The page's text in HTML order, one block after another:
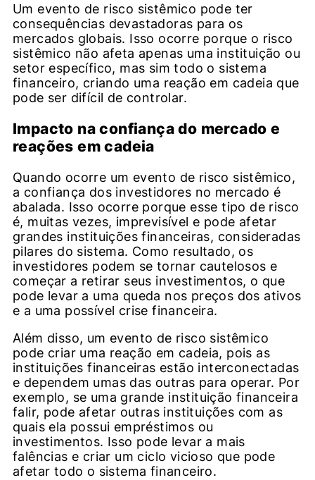
Um evento de risco sistêmico pode ter
consequências devastadoras para os
mercados globais. Isso ocorre porque o risco
sistêmico não afeta apenas uma instituição ou
setor específico, mas sim todo o sistema
financeiro, criando uma reação em cadeia que
pode ser difícil de controlar.
Impacto na confiança do mercado e
reações em cadeia
Quando ocorre um evento de risco sistêmico,
a confiança dos investidores no mercado é
abalada. Isso ocorre porque esse tipo de risco
é, muitas vezes, imprevisível e pode afetar
grandes instituições financeiras, consideradas
pilares do sistema. Como resultado, os
investidores podem se tornar cautelosos e
começar a retirar seus investimentos, o que
pode levar a uma queda nos preços dos ativos
e a uma possível crise financeira.
Além disso, um evento de risco sistêmico
pode criar uma reação em cadeia, pois as
instituições financeiras estão interconectadas
e dependem umas das outras para operar. Por
exemplo, se uma grande instituição financeira
falir, pode afetar outras instituições com as
quais ela possui empréstimos ou
investimentos. Isso pode levar a mais
falências e criar um ciclo vicioso que pode
afetar todo o sistema financeiro.